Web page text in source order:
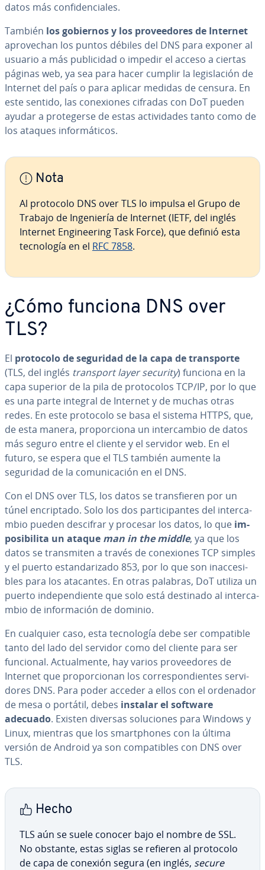
datos más co­n­fi­de­n­cia­les.
También los gobiernos y los pro­vee­do­res de Internet
apro­ve­chan los puntos débiles del DNS para exponer al
usuario a más pu­bli­ci­dad o impedir el acceso a ciertas
páginas web, ya sea para hacer cumplir la le­gi­s­la­ción de
Internet del país o para aplicar medidas de censura. En
este sentido, las co­ne­xio­nes cifradas con DoT pueden
ayudar a pro­te­ge­r­se de estas ac­ti­vi­da­des tanto como de
los ataques in­fo­r­má­ti­cos.
Nota
Al protocolo DNS over TLS lo impulsa el Grupo de
Trabajo de In­ge­nie­ría de Internet (IETF, del inglés
Internet En­gi­nee­ri­ng Task Force), que definió esta
te­c­no­lo­gía en el RFC 7858.
¿Cómo funciona DNS over
TLS?
El protocolo de seguridad de la capa de tra­n­s­po­r­te
(TLS, del inglés transport layer security) funciona en la
capa superior de la pila de pro­to­co­los TCP/IP, por lo que
es una parte integral de Internet y de muchas otras
redes. En este protocolo se basa el sistema HTTPS, que,
de esta manera, pro­po­r­cio­na un in­te­r­ca­m­bio de datos
más seguro entre el cliente y el servidor web. En el
futuro, se espera que el TLS también aumente la
seguridad de la co­mu­ni­ca­ción en el DNS.
Con el DNS over TLS, los datos se tra­n­s­fie­ren por un
túnel en­cri­p­ta­do. Solo los dos pa­r­ti­ci­pa­n­tes del in­te­r­ca­
m­bio pueden descifrar y procesar los datos, lo que im­
po­si­bi­li­ta un ataque man in the middle, ya que los
datos se tra­n­s­mi­ten a través de co­ne­xio­nes TCP simples
y el puerto es­ta­n­da­ri­za­do 853, por lo que son inac­ce­si­
bles para los atacantes. En otras palabras, DoT utiliza un
puerto in­de­pe­n­die­n­te que solo está destinado al in­te­r­ca­
m­bio de in­fo­r­ma­ción de dominio.
En cualquier caso, esta te­c­no­lo­gía debe ser co­m­pa­ti­ble
tanto del lado del servidor como del cliente para ser
funcional. Ac­tua­l­me­n­te, hay varios pro­vee­do­res de
Internet que pro­po­r­cio­nan los co­rre­s­po­n­die­n­tes se­r­vi­
do­res DNS. Para poder acceder a ellos con el ordenador
de mesa o portátil, debes instalar el software
adecuado. Existen diversas so­lu­cio­nes para Windows y
Linux, mientras que los sma­r­t­pho­nes con la última
versión de Android ya son co­m­pa­ti­bles con DNS over
TLS.
Hecho
TLS aún se suele conocer bajo el nombre de SSL.
No obstante, estas siglas se refieren al protocolo
de capa de conexión segura (en inglés, secure